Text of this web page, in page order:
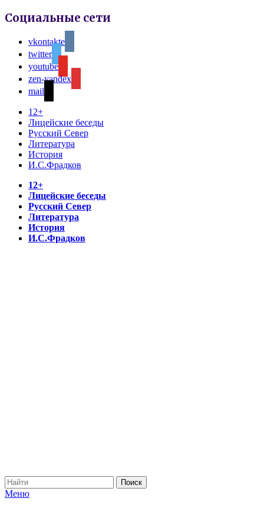
Социальные сети
vkontakte
twitter
youtube
zen-yandex
mail
12+
Лицейские беседы
Русский Север
Литература
История
И.С.Фрадков
12+
Лицейские беседы
Русский Север
Литература
История
И.С.Фрадков
Меню